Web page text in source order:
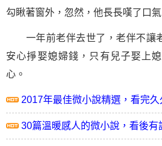
勾瞅著窗外，忽然，他長長嘆了口
一年前老伴去世了，老伴不讓
安心掙娶媳婦錢，只有兒子娶上
心。
2017年最佳微小說精選，看完久
30篇溫暖感人的微小說，看後有